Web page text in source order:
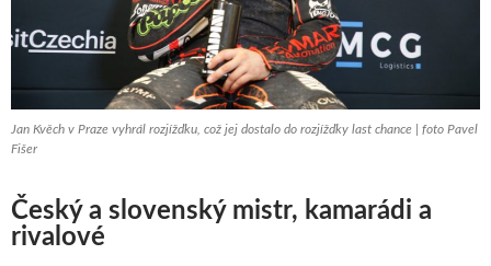
Jan Kvěch v Praze vyhrál rozjížďku, což jej dostalo do rozjížďky last chance | foto Pavel
Fišer
Český a slovenský mistr, kamarádi a
rivalové